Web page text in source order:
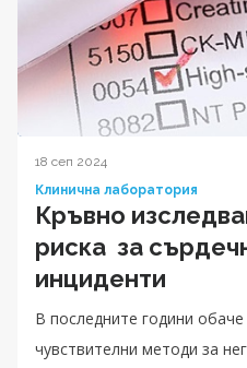
18 сеп 2024
Клинична лаборатория
Кръвно
риска за
инциденти
В последните години
чувствителни методи за